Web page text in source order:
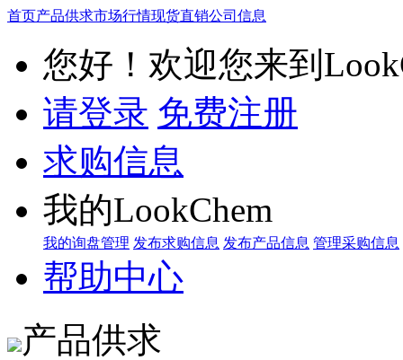
首页产品供求市场行情现货直销公司信息
您好！欢迎您来到
请登录 免费注册
求购信息
我的LookChem
我的询盘管理 发布求购信息 发布产品信息 管理采购信息
帮助中心
产品供求